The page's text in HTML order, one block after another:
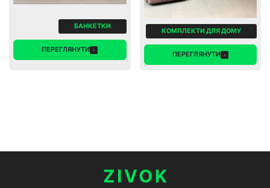
БАНКЕТКИ
ПЕРЕГЛЯНУТИ
КОМПЛЕКТИ ДЛЯ ДОМУ
ПЕРЕГЛЯНУТИ